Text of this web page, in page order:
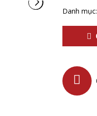
Danh mục: